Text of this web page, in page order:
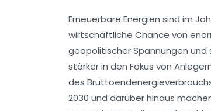
Erneuerbare Energien sind im
wirtschaftliche Chance von
geopolitischer Spannungen
stärker in den Fokus von
des
2030 und darüber hinaus